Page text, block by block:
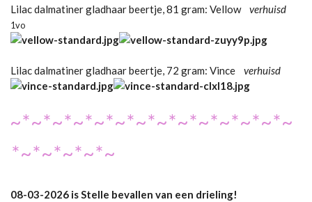
Lilac dalmatiner gladhaar beertje, 81 gram: Vellow verhuisd
1vo
Lilac dalmatiner gladhaar beertje, 72 gram: Vince verhuisd
~*~*~*~*~*~*~*~*~*~*~*~*~*~
*~*~*~*~*~
08-03-2026 is Stelle bevallen van een drieling!